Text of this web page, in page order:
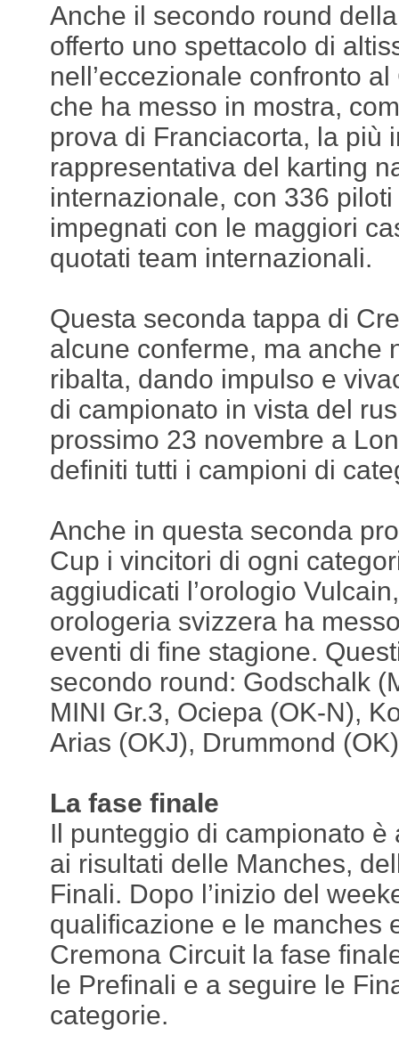
Anche il secondo round
offerto uno spettacolo di
nell’eccezionale confronto
che ha messo in mostra,
prova di Franciacorta, la più
rappresentativa del karting
internazionale, con 336
impegnati con le maggiori
quotati team internazionali.
Questa seconda tappa di
alcune conferme, ma anche
ribalta, dando impulso e
di campionato in vista del
prossimo 23 novembre a
definiti tutti i campioni di
Anche in questa seconda
Cup i vincitori di ogni
aggiudicati l’orologio
orologeria svizzera ha
eventi di fine stagione.
secondo round: Godschalk
MINI Gr.3, Ociepa (OK-N),
Arias (OKJ), Drummond
La fase finale
Il punteggio di campionato è
ai risultati delle Manches,
Finali. Dopo l’inizio del
qualificazione e le manches
Cremona Circuit la fase
le Prefinali e a seguire le
categorie.